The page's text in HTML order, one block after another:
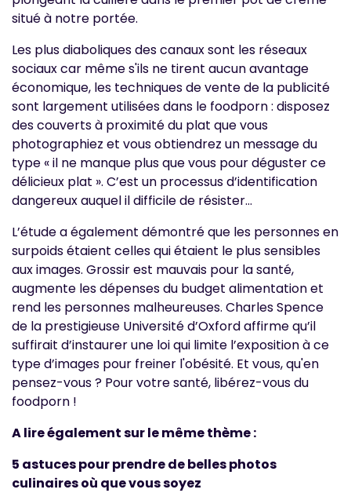
situé à notre portée.
Les plus diaboliques des canaux sont les réseaux
sociaux car même s'ils ne tirent aucun avantage
économique, les techniques de vente de la publicité
sont largement utilisées dans le foodporn : disposez
des couverts à proximité du plat que vous
photographiez et vous obtiendrez un message du
type « il ne manque plus que vous pour déguster ce
délicieux plat ». C’est un processus d’identification
dangereux auquel il difficile de résister...
L’étude a également démontré que les personnes en
surpoids étaient celles qui étaient le plus sensibles
aux images. Grossir est mauvais pour la santé,
augmente les dépenses du budget alimentation et
rend les personnes malheureuses. Charles Spence
de la prestigieuse Université d’Oxford affirme qu’il
suffirait d’instaurer une loi qui limite l’exposition à ce
type d’images pour freiner l'obésité. Et vous, qu'en
pensez-vous ? Pour votre santé, libérez-vous du
foodporn !
A lire également sur le même thème :
5 astuces pour prendre de belles photos
culinaires où que vous soyez